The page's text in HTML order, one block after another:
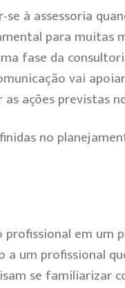
à assessoria
para muitas
fase da
vai
ações previstas
no
em um
a um profissional
se familiarizar